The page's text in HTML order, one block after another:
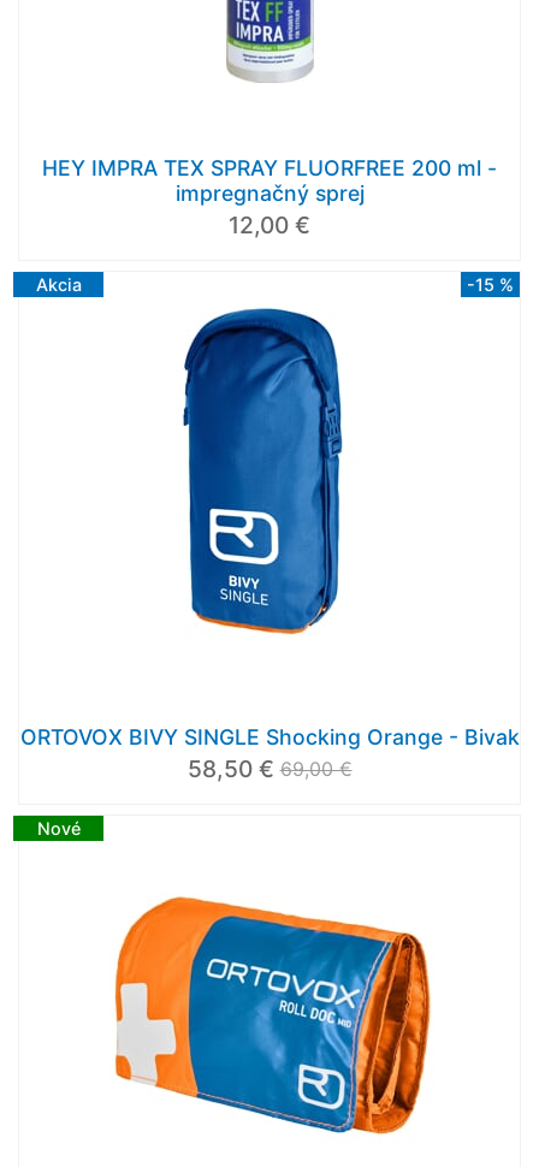
HEY IMPRA TEX SPRAY FLUORFREE 200 ml -
impregnačný sprej
12,00 €
Akcia -15 %
ORTOVOX BIVY SINGLE Shocking Orange - Bivak
58,50 € 69,00 €
Nové